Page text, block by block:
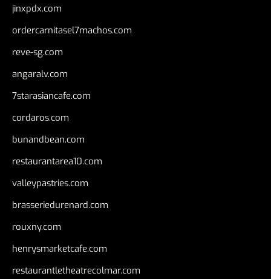
jinxpdx.com
ordercarnitasel7machos.com
reve-sg.com
angaralv.com
7starasiancafe.com
cordaros.com
bunandbean.com
restaurantarea10.com
valleypastries.com
brasseriedurenard.com
rouxny.com
henrysmarketcafe.com
restaurantletheatrecolmar.com